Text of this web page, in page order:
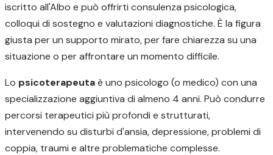
iscritto all'Albo e può offrirti consulenza psicologica,
colloqui di sostegno e valutazioni diagnostiche. È la figura
giusta per un supporto mirato, per fare chiarezza su una
situazione o per affrontare un momento difficile.
Lo psicoterapeutaè uno psicologo (o medico) con una
specializzazione aggiuntiva di almeno 4 anni. Può condurre
percorsi terapeutici più profondi e strutturati,
intervenendo su disturbi d'ansia, depressione, problemi di
coppia, traumi e altre problematiche complesse.